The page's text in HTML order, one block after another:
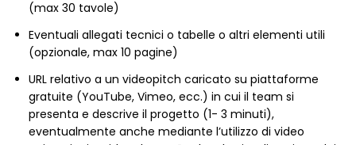
(max 30 tavole)
Eventuali allegati tecnici o tabelle o altri elementi utili
(opzionale, max 10 pagine)
URL relativo a un videopitch caricato su piattaforme
gratuite (YouTube, Vimeo, ecc.) in cui il team si
presenta e descrive il progetto (1- 3 minuti),
eventualmente anche mediante l’utilizzo di video